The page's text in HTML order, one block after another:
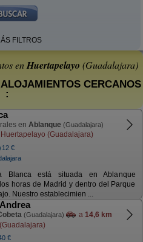
FILTROS
enHuertapelayo (Guadalajara)
CERCANOS
:
en Ablanque (Guadalajara)
(Guadalajara)
12 €
Blanca está situada en Ablanque
horas de Madrid y dentro del Parque
Nuestro establecimien ...
(Guadalajara) a 14,6 km
€